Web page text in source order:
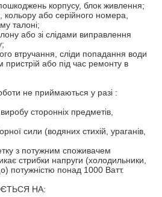
корпусу, блок живлення;
кольору або серійного номера,
талоні;
або зі слідами виправлення
втручання, сліди попадання води
або під час ремонту в
не приймаються у разі :
сторонніх предметів,
сили (водяних стихій, ураганів,
з потужним споживачем
стрибки напруги (холодильники,
потужністю понад 1000 Ватт.
НА: